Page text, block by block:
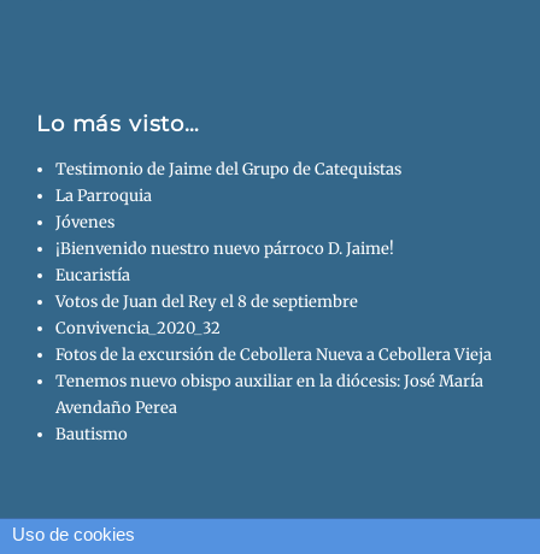
Lo más visto…
Testimonio de Jaime del Grupo de Catequistas
La Parroquia
Jóvenes
¡Bienvenido nuestro nuevo párroco D. Jaime!
Eucaristía
Votos de Juan del Rey el 8 de septiembre
Convivencia_2020_32
Fotos de la excursión de Cebollera Nueva a Cebollera Vieja
Tenemos nuevo obispo auxiliar en la diócesis: José María
Avendaño Perea
Bautismo
Uso de cookies